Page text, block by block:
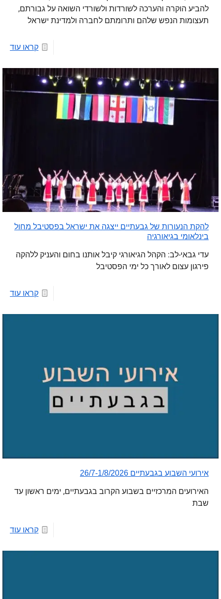
להביע הוקרה והערכה לשורדות ולשורדי השואה על גבורתם,
תעצומות הנפש שלהם ותרומתם לחברה ולמדינת ישראל
קראו עוד
להקת הנעורות של גבעתיים ייצגה את ישראל בפסטיבל מחול
בינלאומי בגיאורגיה
עדי גבאי-לב: הקהל הגיאורגי קיבל אותנו בחום והעניק ללהקה
פירגון עצום לאורך כל ימי הפסטיבל
קראו עוד
אירועי השבוע בגבעתיים 26/7-1/8/2026
האירועים המרכזיים בשבוע הקרוב בגבעתיים, ימים ראשון עד
שבת
קראו עוד